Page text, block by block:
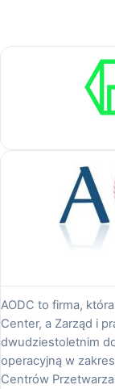
AODC to firma,
Center, a Zarząd i
dwudziestoletnim
operacyjną w
Centrów